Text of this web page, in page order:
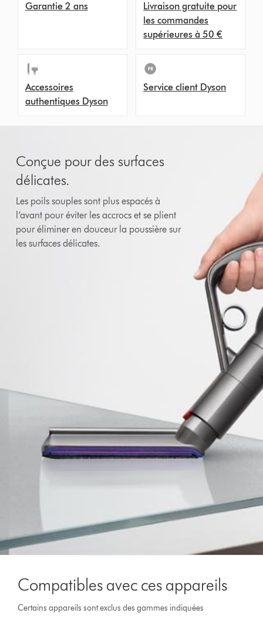
Garantie 2 ans
Livraison gratuite pour
les commandes
supérieures à 50 €
Accessoires
authentiques Dyson
Service client Dyson
Conçue pour des surfaces
délicates.
Les poils souples sont plus espacés à
l’avant pour éviter les accrocs et se plient
pour éliminer en douceur la poussière sur
les surfaces délicates.
Compatibles avec ces appareils
Certains appareils sont exclus des gammes indiquées